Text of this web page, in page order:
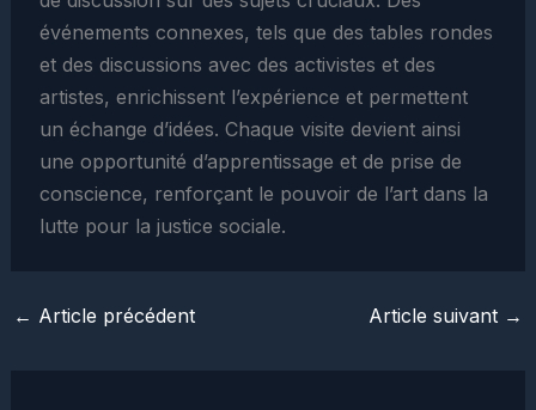
événements connexes, tels que des tables rondes
et des discussions avec des activistes et des
artistes, enrichissent l’expérience et permettent
un échange d’idées. Chaque visite devient ainsi
une opportunité d’apprentissage et de prise de
conscience, renforçant le pouvoir de l’art dans la
lutte pour la justice sociale.
← Article précédent Article suivant →